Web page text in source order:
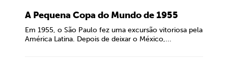
A Pequena Copa do Mundo de 1955
Em 1955, o São Paulo fez uma excursão vitoriosa pela
América Latina. Depois de deixar o México,...